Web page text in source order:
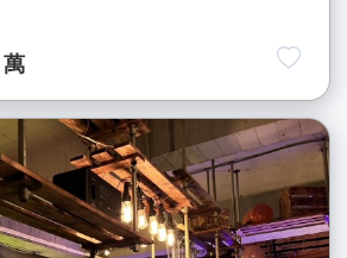
萬